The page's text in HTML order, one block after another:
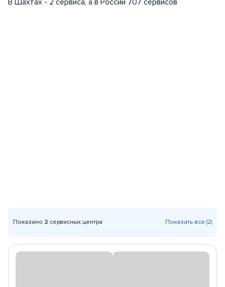
В Шахтах - 2 сервиса, а в России 707 сервисов
Показано 2 сервисных центра Показать все (2)